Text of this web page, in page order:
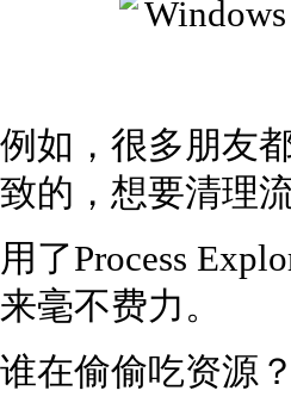
例如，很多朋友
致的，想要清理
用了Process
来毫不费力。
谁在偷偷吃资源？